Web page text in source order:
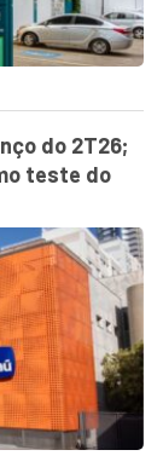
do 2T26;
teste do